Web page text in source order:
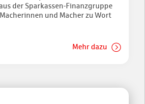
der Sparkassen-Finanzgruppe
und Macher zu Wort
Mehr dazu